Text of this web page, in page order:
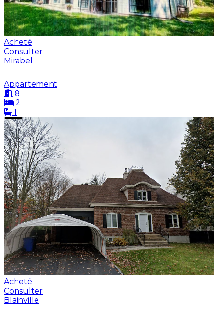
Acheté
Consulter
Mirabel
Appartement
8
2
1
Acheté
Consulter
Blainville